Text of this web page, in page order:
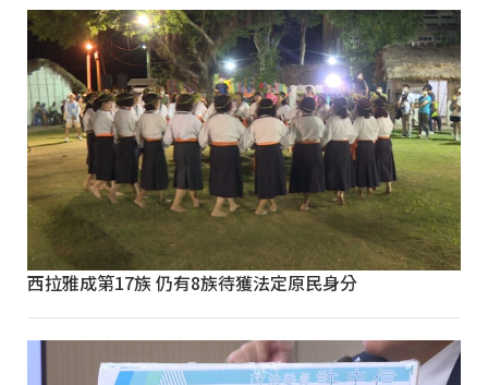
西拉雅成第17族 仍有8族待獲法定原民身分